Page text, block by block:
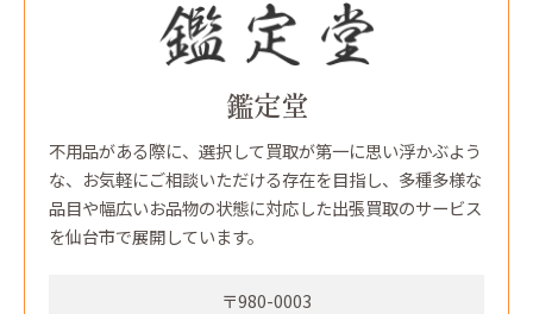
鑑定堂
不用品がある際に、選択して買取が第一に思い浮かぶよう
な、お気軽にご相談いただける存在を目指し、多種多様な
品目や幅広いお品物の状態に対応した出張買取のサービス
を仙台市で展開しています。
〒980-0003